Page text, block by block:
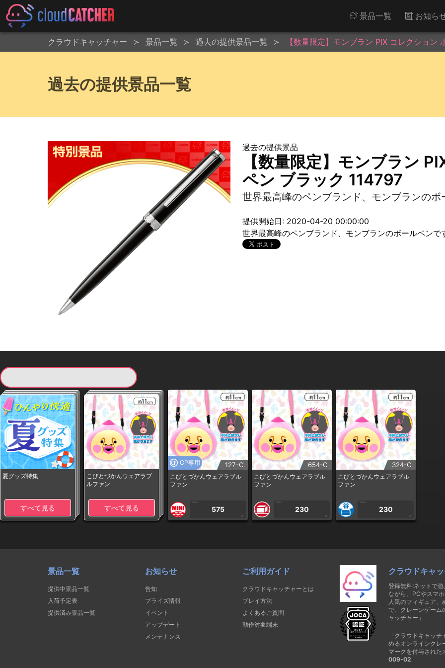
景品一覧 お知ら
クラウドキャッチャー 景品一覧 過去の提供景品一覧 【数量限定】モンブラン PIX コレクション
過去の提供景品一覧
過去の提供景品
【数量限定】モンブラン
ペン ブラック 114797
世界最高峰のペンブランド、モンブランのボ
提供開始日: 2020-04-20 00:00:00
世界最高峰のペンブランド、モンブランのボールペンで
夏グッズ特集
すべて見る
こびとづかんウェアラブ
ルファン
すべて見る
CP専用 127-C
こびとづかんウェアラブル
ファン
1PLAY
575
CP
654-C
こびとづかんウェアラブル
ファン
1PLAY
230
CP
324-C
こびとづかんウェアラブル
ファン
1PLAY
230
CP
景品一覧
提供中景品一覧
入荷予定表
提供済み景品一覧
お知らせ
告知
プライズ情報
イベント
アップデート
メンテナンス
ご利用ガイド
クラウドキャッチャーとは
プレイ方法
よくあるご質問
動作対象端末
クラウドキャ
登録無料!ネットで
ながら、PCやスマ
人気のフィギュア
で、クレーンゲーム
ャッチャー」
「クラウドキャッ
めるオンラインクレ
マークを付与された
009-02